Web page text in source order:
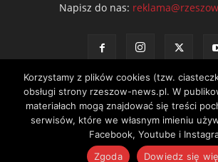
Napisz do nas:
Kontakt Polityka prywatności
© NEWS Sp. z o.o. - wydawca portalu Rzeszów
Korzystamy z plików cookies (tzw.
obsługi strony rzeszow-news.pl. W
materiałach mogą znajdować się treści
serwisów, które we własnym imieniu
Facebook, Youtube i
Zgoda
Dowiedz się